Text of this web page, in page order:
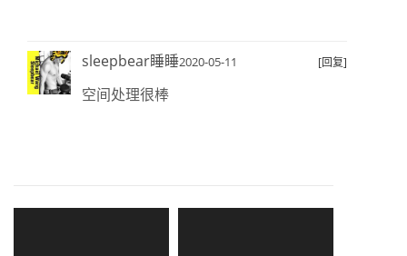
sleepbear睡睡2020-05-11 [回复]
空间处理很棒